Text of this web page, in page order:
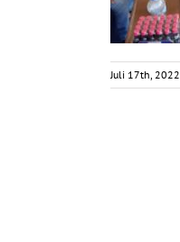
Juli 17th, 2022